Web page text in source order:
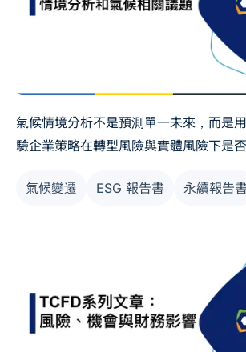
氣候情境分析不是預測單一未來，而是
驗企業策略在轉型風險與實體風險下是
時間尺度、情境來源、關鍵假設、財務
氣候變遷 ESG 報告書 永續報告書